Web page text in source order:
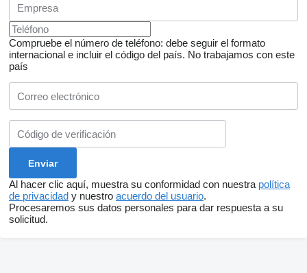
Compruebe el número de teléfono: debe seguir el formato
internacional e incluir el código del país. No trabajamos con este
país
Al hacer clic aquí, muestra su conformidad con nuestra política
de privacidad y nuestro acuerdo del usuario.
Procesaremos sus datos personales para dar respuesta a su
solicitud.